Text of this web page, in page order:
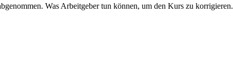
Was Arbeitgeber tun können, um den Kurs zu korrigieren.